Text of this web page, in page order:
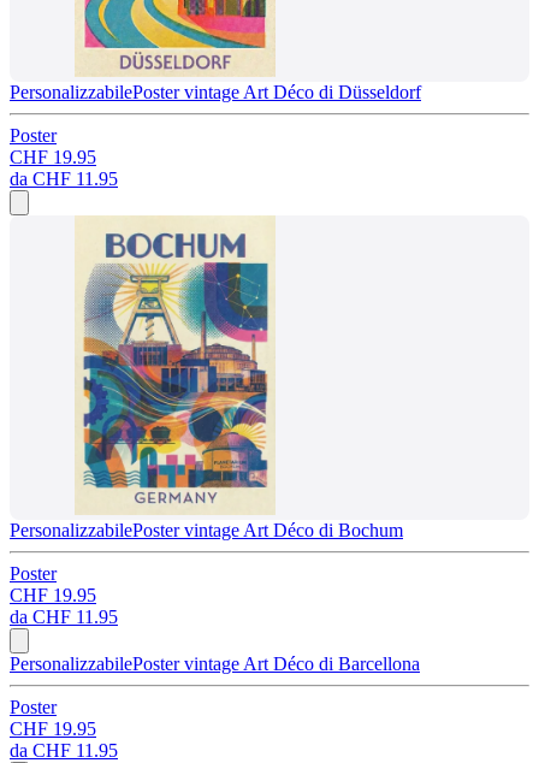
PersonalizzabilePoster vintage Art Déco di Düsseldorf
Poster
CHF 19.95
da CHF 11.95
PersonalizzabilePoster vintage Art Déco di Bochum
Poster
CHF 19.95
da CHF 11.95
PersonalizzabilePoster vintage Art Déco di Barcellona
Poster
CHF 19.95
da CHF 11.95